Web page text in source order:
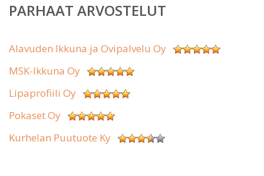
PARHAAT ARVOSTELUT
Alavuden Ikkuna ja Ovipalvelu Oy
MSK-Ikkuna Oy
Lipaprofiili Oy
Pokaset Oy
Kurhelan Puutuote Ky